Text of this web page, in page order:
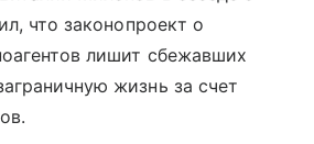
что законопроект о
лишит сбежавших
жизнь за счет